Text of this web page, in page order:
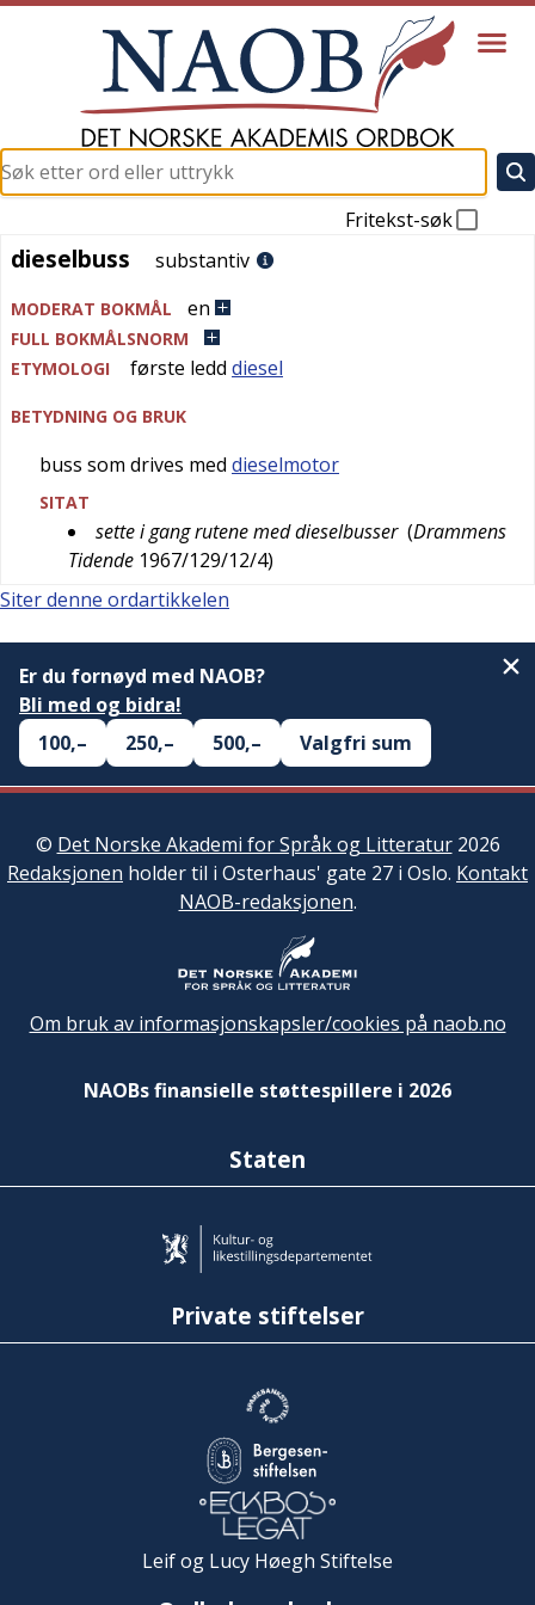
Fritekst-søk
dieselbuss
dieselbuss substantiv
MODERAT BOKMÅL en
FULL BOKMÅLSNORM
ETYMOLOGI
første ledd diesel
BETYDNING OG BRUK
buss som drives med dieselmotor
SITAT
sette i gang rutene med dieselbusser (Drammens
Tidende 1967/129/12/4)
Siter denne ordartikkelen
Er du fornøyd med NAOB?
Bli med og bidra!
100,–
250,– 500,– Valgfri sum
© Det Norske Akademi for Språk og Litteratur2026
Redaksjonen holder til i Osterhaus' gate 27 i Oslo. Kontakt
NAOB-redaksjonen.
Om bruk av informasjonskapsler/cookies på naob.no
NAOBs finansielle støttespillere i 2026
Staten
Private stiftelser
Leif og Lucy Høegh Stiftelse